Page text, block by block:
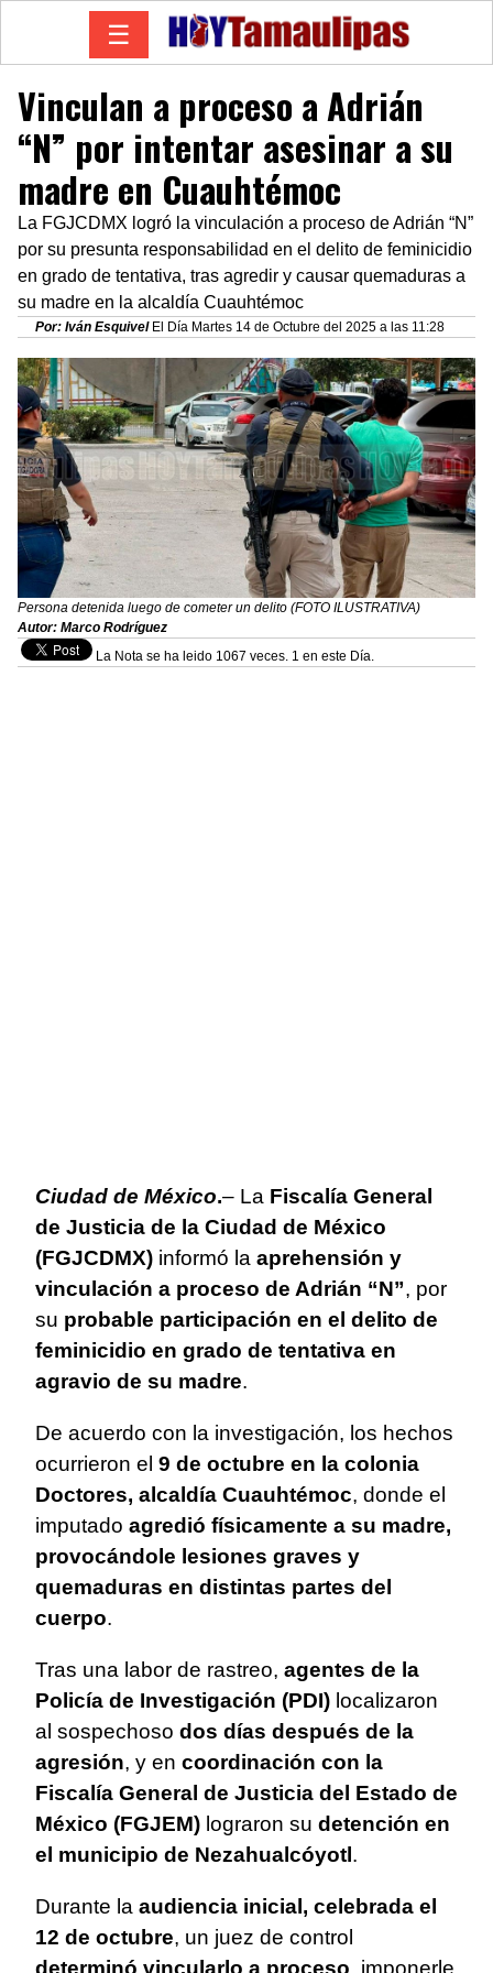
☰
Vinculan a proceso a Adrián
“N” por intentar asesinar a su
madre en Cuauhtémoc
La FGJCDMX logró la vinculación a proceso de Adrián “N”
por su presunta responsabilidad en el delito de feminicidio
en grado de tentativa, tras agredir y causar quemaduras a
su madre en la alcaldía Cuauhtémoc
Por: Iván EsquivelEl Día Martes 14 de Octubre del 2025 a las 11:28
Persona detenida luego de cometer un delito (FOTO ILUSTRATIVA)
Autor: Marco Rodríguez
La Nota se ha leido 1067 veces. 1 en este Día.
Ciudad de México.– La Fiscalía General
de Justicia de la Ciudad de México
(FGJCDMX) informó la aprehensión y
vinculación a proceso de Adrián “N”, por
su probable participación en el delito de
feminicidio en grado de tentativa en
agravio de su madre.
De acuerdo con la investigación, los hechos
ocurrieron el 9 de octubre en la colonia
Doctores, alcaldía Cuauhtémoc, donde el
imputado agredió físicamente a su madre,
provocándole lesiones graves y
quemaduras en distintas partes del
cuerpo.
Tras una labor de rastreo, agentes de la
Policía de Investigación (PDI) localizaron
al sospechoso dos días después de la
agresión, y en coordinación con la
Fiscalía General de Justicia del Estado de
México (FGJEM) lograron su detención en
el municipio de Nezahualcóyotl.
Durante la audiencia inicial, celebrada el
12 de octubre, un juez de control
determinó vincularlo a proceso , imponerle